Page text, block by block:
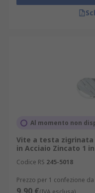
Al momento non
Vite a testa zigrinata
in Acciaio Zincato 1 in
Codice RS 245-5018
Prezzo per 1 confezione